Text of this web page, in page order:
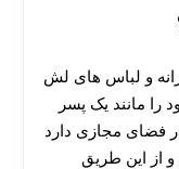
و لباس های لش
را مانند یک پسر
فضای مجازی دارد
و از این طریق